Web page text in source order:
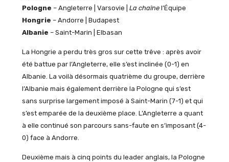
Pologne – Angleterre | Varsovie | La chaînel’Équipe
Hongrie – Andorre | Budapest
Albanie – Saint-Marin | Elbasan
La Hongrie a perdu très gros sur cette trêve : après avoir
été battue par l’Angleterre, elle s’est inclinée (0-1) en
Albanie. La voilà désormais quatrième du groupe, derrière
l’Albanie mais également derrière la Pologne qui s’est
sans surprise largement imposé à Saint-Marin (7-1) et qui
s’est emparée de la deuxième place. L’Angleterre a quant
à elle continué son parcours sans-faute en s’imposant (4-
0) face à Andorre.
Deuxième mais à cinq points du leader anglais, la Pologne